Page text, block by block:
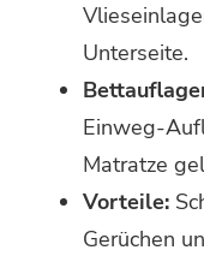
Unterseite.
Einweg-
Matratze
Vorteile:
Gerüchen